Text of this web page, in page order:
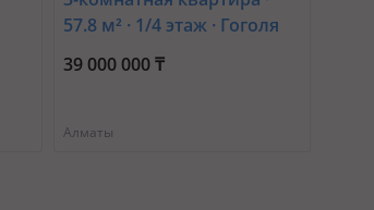
57.8 м² · 1/4 этаж · Гоголя
120
39 000 000 ₸
Алматы